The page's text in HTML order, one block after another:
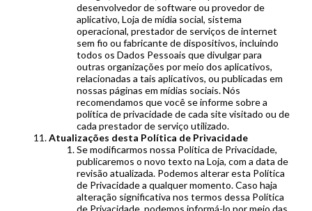
desenvolvedor de software ou provedor de
aplicativo, Loja de mídia social, sistema
operacional, prestador de serviços de internet
sem fio ou fabricante de dispositivos, incluindo
todos os Dados Pessoais que divulgar para
outras organizações por meio dos aplicativos,
relacionadas a tais aplicativos, ou publicadas em
nossas páginas em mídias sociais. Nós
recomendamos que você se informe sobre a
política de privacidade de cada site visitado ou de
cada prestador de serviço utilizado.
Atualizações desta Política de Privacidade
Se modificarmos nossa Política de Privacidade,
publicaremos o novo texto na Loja, com a data de
revisão atualizada. Podemos alterar esta Política
de Privacidade a qualquer momento. Caso haja
alteração significativa nos termos dessa Política
de Privacidade, podemos informá-lo por meio das